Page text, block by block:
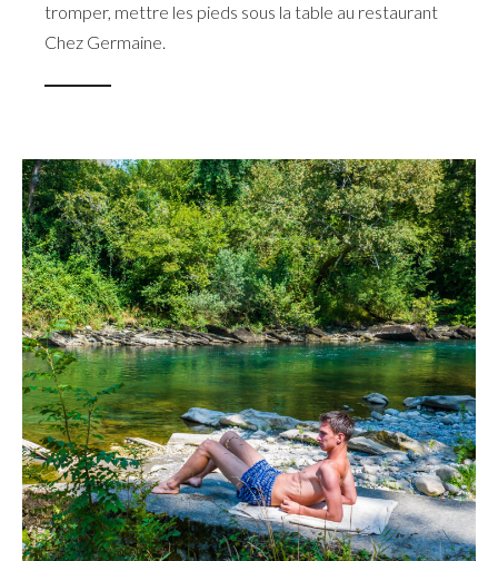
tromper, mettre les pieds sous la table au restaurant
Chez Germaine.